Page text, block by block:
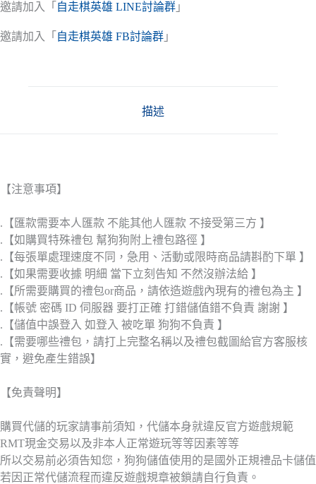
邀請加入「 自走棋英雄 LINE討論群 」
邀請加入「 自走棋英雄 FB討論群 」
描述
【注意事項】
.【匯款需要本人匯款 不能其他人匯款 不接受第三方 】
.【如購買特殊禮包 幫狗狗附上禮包路徑 】
.【每張單處理速度不同，急用、活動或限時商品請斟酌下單 】
.【如果需要收據 明細 當下立刻告知 不然沒辦法給 】
.【所需要購買的禮包or商品，請依造遊戲內現有的禮包為主 】
.【帳號 密碼 ID 伺服器 要打正確 打錯儲值錯不負責 謝謝 】
.【儲值中誤登入 如登入 被吃單 狗狗不負責 】
.【需要哪些禮包，請打上完整名稱以及禮包截圖給官方客服核
實，避免產生錯誤】
【免責聲明】
購買代儲的玩家請事前須知，代儲本身就違反官方遊戲規範
RMT現金交易以及非本人正常遊玩等等因素等等
所以交易前必須告知您，狗狗儲值使用的是國外正規禮品卡儲值
若因正常代儲流程而違反遊戲規章被鎖請自行負責。